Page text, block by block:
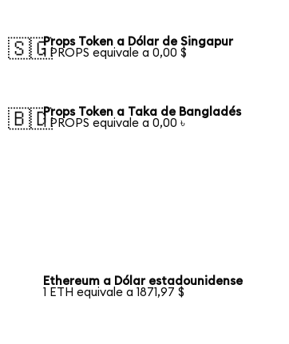
🇸🇬Props Token a Dólar de Singapur
1 PROPS equivale a 0,00 $
🇧🇩Props Token a Taka de Bangladés
1 PROPS equivale a 0,00 ৳
Ethereum a Dólar estadounidense
1 ETH equivale a 1871,97 $